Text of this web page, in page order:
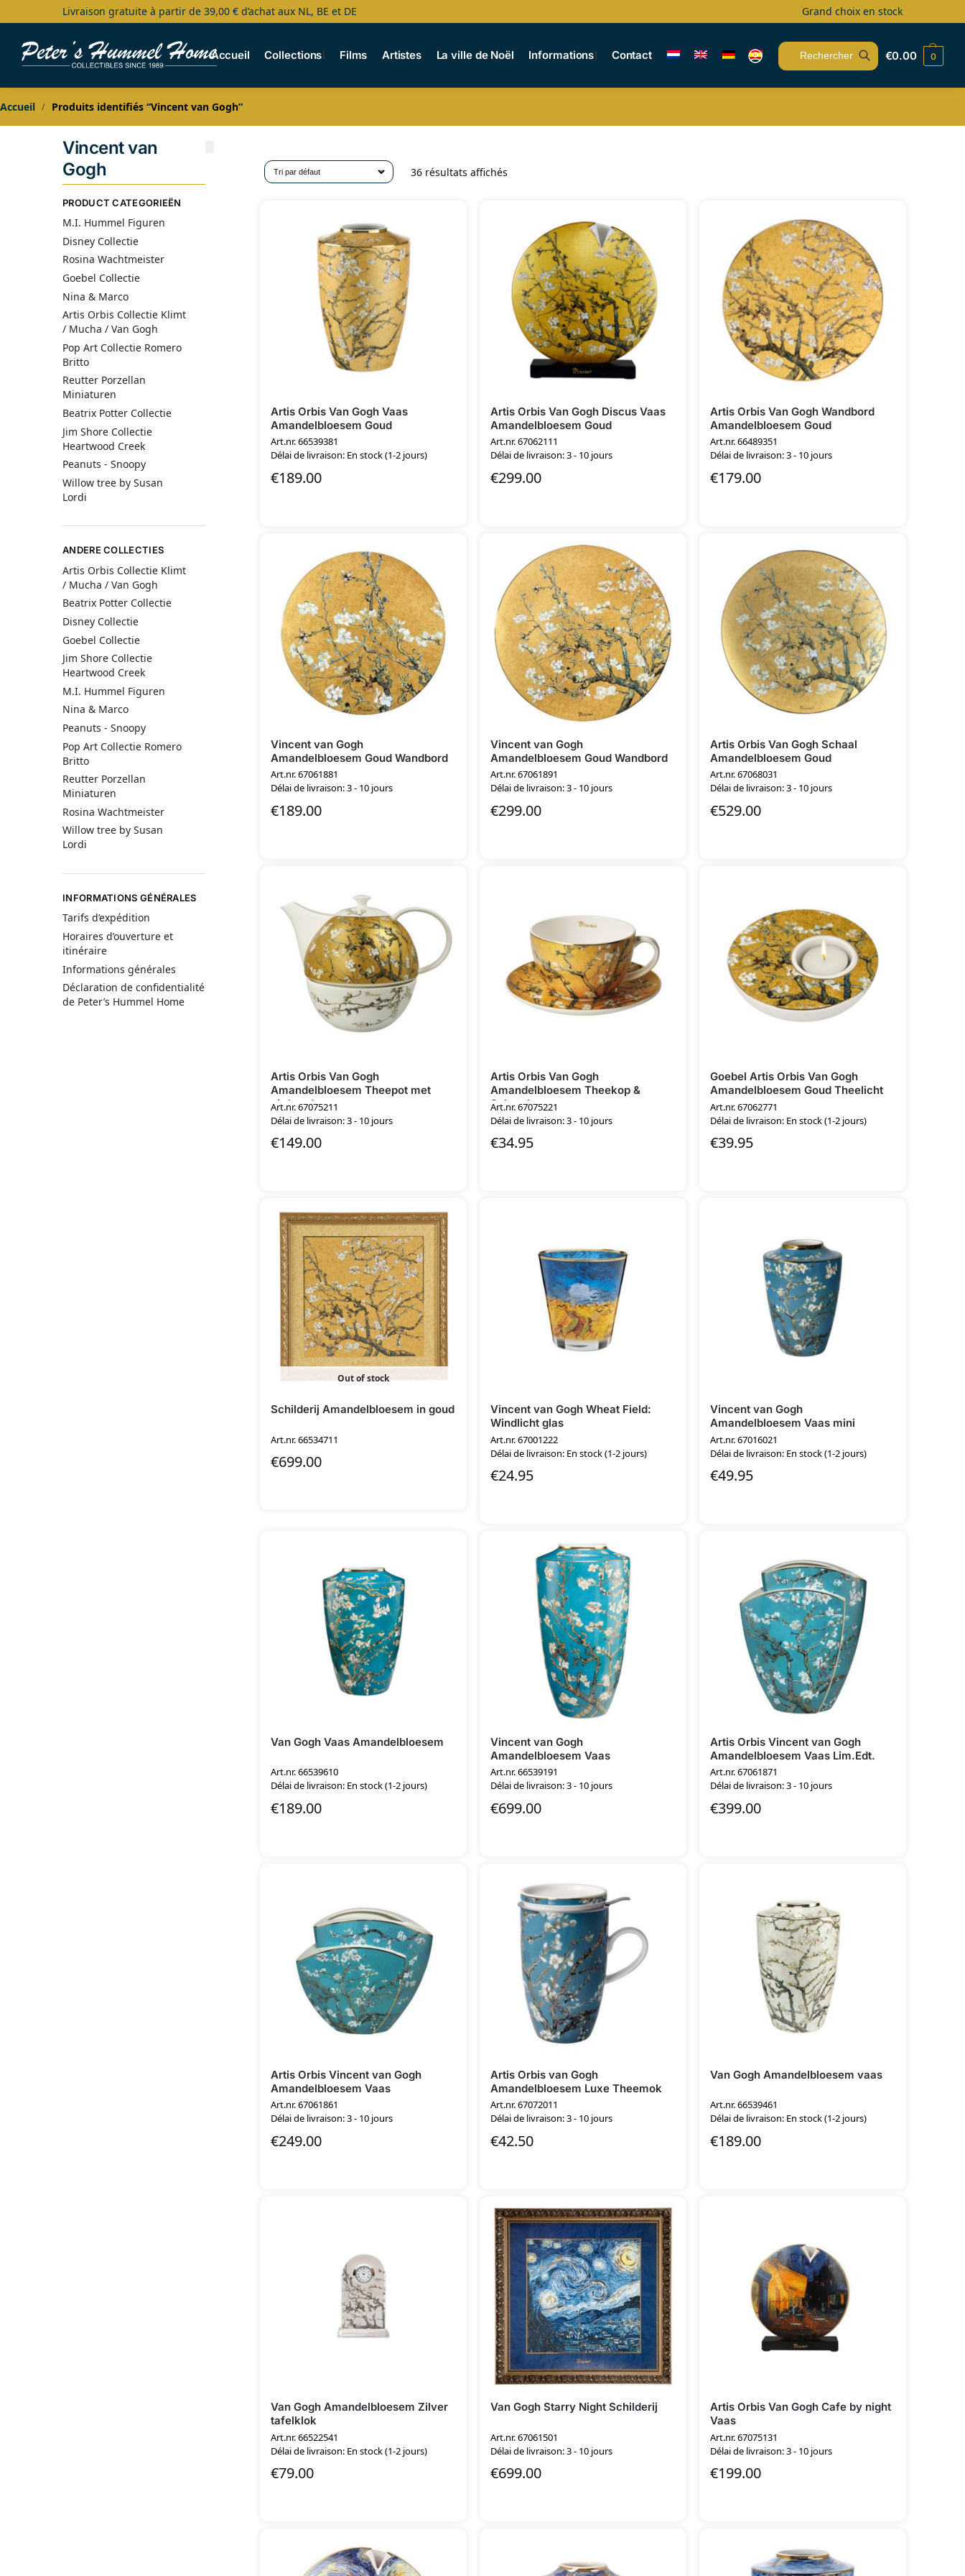
Livraison gratuite à partir de 39,00 € d’achat aux NL, BE et DE Grand choix en stock
Accueil Collections Films Artistes La ville de Noël Informations Contact
Search
€0.00 0
Accueil / Produits identifiés “Vincent van Gogh”
36 résultats affichés
Artis Orbis Van Gogh Vaas
Amandelbloesem Goud
Art.nr. 66539381
Délai de livraison: En stock (1-2 jours)
€189.00
Artis Orbis Van Gogh Discus Vaas
Amandelbloesem Goud
Art.nr. 67062111
Délai de livraison: 3 - 10 jours
€299.00
Artis Orbis Van Gogh Wandbord
Amandelbloesem Goud
Art.nr. 66489351
Délai de livraison: 3 - 10 jours
€179.00
Vincent van Gogh
Amandelbloesem Goud Wandbord
Art.nr. 67061881
Délai de livraison: 3 - 10 jours
€189.00
Vincent van Gogh
Amandelbloesem Goud Wandbord
Art.nr. 67061891
Délai de livraison: 3 - 10 jours
€299.00
Artis Orbis Van Gogh Schaal
Amandelbloesem Goud
Art.nr. 67068031
Délai de livraison: 3 - 10 jours
€529.00
Artis Orbis Van Gogh
Amandelbloesem Theepot met
réchaud
Art.nr. 67075211
Délai de livraison: 3 - 10 jours
€149.00
Artis Orbis Van Gogh
Amandelbloesem Theekop &
Schotel
Art.nr. 67075221
Délai de livraison: 3 - 10 jours
€34.95
Goebel Artis Orbis Van Gogh
Amandelbloesem Goud Theelicht
Art.nr. 67062771
Délai de livraison: En stock (1-2 jours)
€39.95
Out of stock
Schilderij Amandelbloesem in goud
Art.nr. 66534711
€699.00
Vincent van Gogh Wheat Field:
Windlicht glas
Art.nr. 67001222
Délai de livraison: En stock (1-2 jours)
€24.95
Vincent van Gogh
Amandelbloesem Vaas mini
Art.nr. 67016021
Délai de livraison: En stock (1-2 jours)
€49.95
Van Gogh Vaas Amandelbloesem
Art.nr. 66539610
Délai de livraison: En stock (1-2 jours)
€189.00
Vincent van Gogh
Amandelbloesem Vaas
Art.nr. 66539191
Délai de livraison: 3 - 10 jours
€699.00
Artis Orbis Vincent van Gogh
Amandelbloesem Vaas Lim.Edt.
Art.nr. 67061871
Délai de livraison: 3 - 10 jours
€399.00
Artis Orbis Vincent van Gogh
Amandelbloesem Vaas
Art.nr. 67061861
Délai de livraison: 3 - 10 jours
€249.00
Artis Orbis van Gogh
Amandelbloesem Luxe Theemok
Art.nr. 67072011
Délai de livraison: 3 - 10 jours
€42.50
Van Gogh Amandelbloesem vaas
Art.nr. 66539461
Délai de livraison: En stock (1-2 jours)
€189.00
Van Gogh Amandelbloesem Zilver
tafelklok
Art.nr. 66522541
Délai de livraison: En stock (1-2 jours)
€79.00
Van Gogh Starry Night Schilderij
Art.nr. 67061501
Délai de livraison: 3 - 10 jours
€699.00
Artis Orbis Van Gogh Cafe by night
Vaas
Art.nr. 67075131
Délai de livraison: 3 - 10 jours
€199.00
Vincent van
Gogh
PRODUCT CATEGORIEËN
M.I. Hummel Figuren
Disney Collectie
Rosina Wachtmeister
Goebel Collectie
Nina & Marco
Artis Orbis Collectie Klimt
/ Mucha / Van Gogh
Pop Art Collectie Romero
Britto
Reutter Porzellan
Miniaturen
Beatrix Potter Collectie
Jim Shore Collectie
Heartwood Creek
Peanuts - Snoopy
Willow tree by Susan
Lordi
ANDERE COLLECTIES
Artis Orbis Collectie Klimt
/ Mucha / Van Gogh
Beatrix Potter Collectie
Disney Collectie
Goebel Collectie
Jim Shore Collectie
Heartwood Creek
M.I. Hummel Figuren
Nina & Marco
Peanuts - Snoopy
Pop Art Collectie Romero
Britto
Reutter Porzellan
Miniaturen
Rosina Wachtmeister
Willow tree by Susan
Lordi
INFORMATIONS GÉNÉRALES
Tarifs d’expédition
Horaires d’ouverture et
itinéraire
Informations générales
Déclaration de confidentialité
de Peter’s Hummel Home